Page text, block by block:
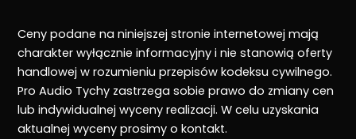
Ceny podane na niniejszej stronie internetowej mają
charakter wyłącznie informacyjny i nie stanowią oferty
handlowej w rozumieniu przepisów kodeksu cywilnego.
Pro Audio Tychy zastrzega sobie prawo do zmiany cen
lub indywidualnej wyceny realizacji. W celu uzyskania
aktualnej wyceny prosimy o kontakt.